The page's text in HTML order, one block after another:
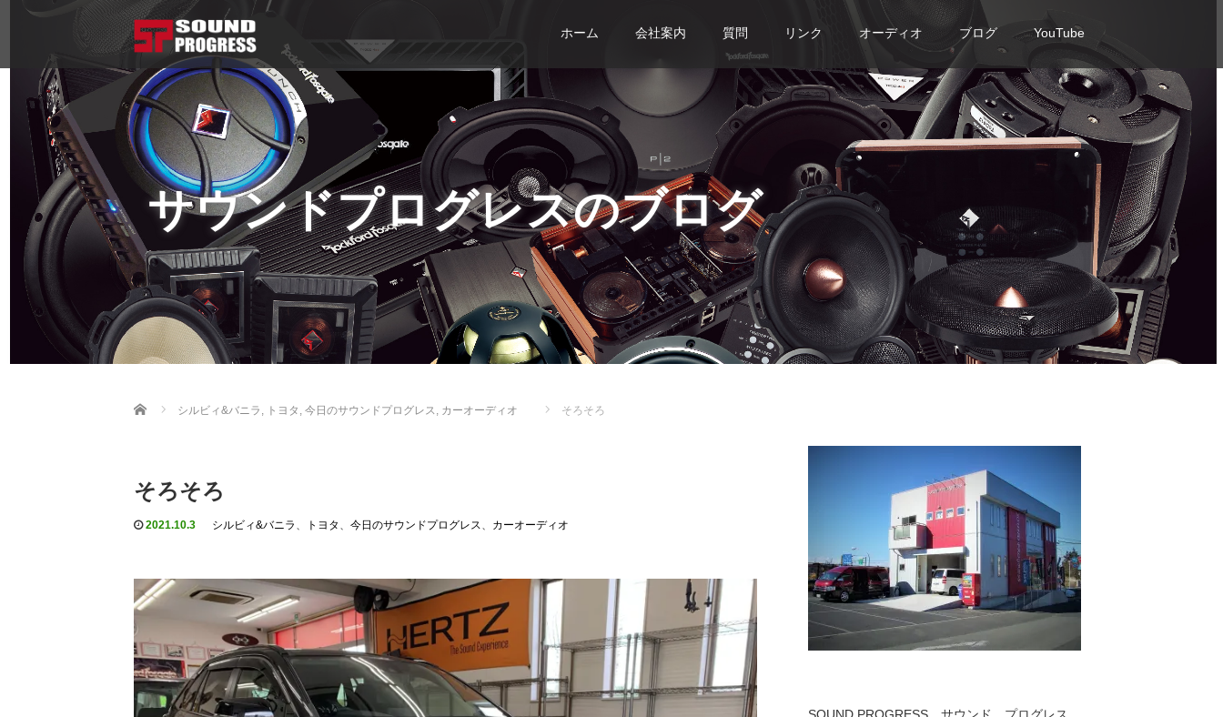
ホーム 会社案内 質問 リンク オーディオ ブログ YouTube
サウンドプログレスのブログ
Home シルビィ&バニラ , トヨタ , 今日のサウンドプログレス, カーオーディオ そろそろ
そろそろ
2021.10.3 シルビィ&バニラ 、 トヨタ 、 今日のサウンドプログレス、 カーオーディオ